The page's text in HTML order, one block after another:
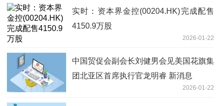
实时：资本界金控(00204.HK)完成配售
4150.9万股
2026-01-22
中国贸促会副会长刘健男会见美国花旗集
团北亚区首席执行官龙明睿 新消息
2026-01-22